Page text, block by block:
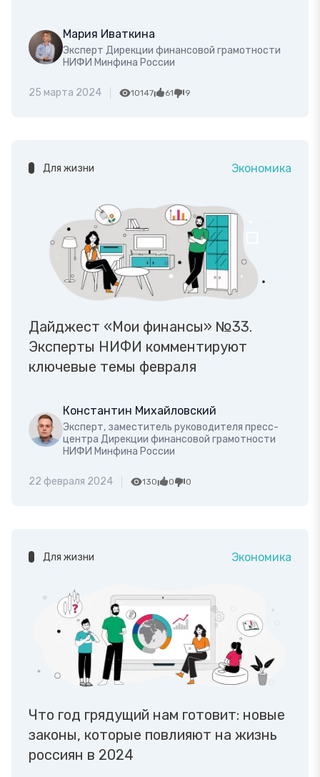
Мария Иваткина
Эксперт Дирекции финансовой грамотности
НИФИ Минфина России
25 марта 2024 10147 61 9
Для жизни Экономика
Дайджест «Мои финансы» №33.
Эксперты НИФИ комментируют
ключевые темы февраля
Константин Михайловский
Эксперт, заместитель руководителя пресс-
центра Дирекции финансовой грамотности
НИФИ Минфина России
22 февраля 2024 130 0 0
Для жизни Экономика
Что год грядущий нам готовит: новые
законы, которые повлияют на жизнь
россиян в 2024